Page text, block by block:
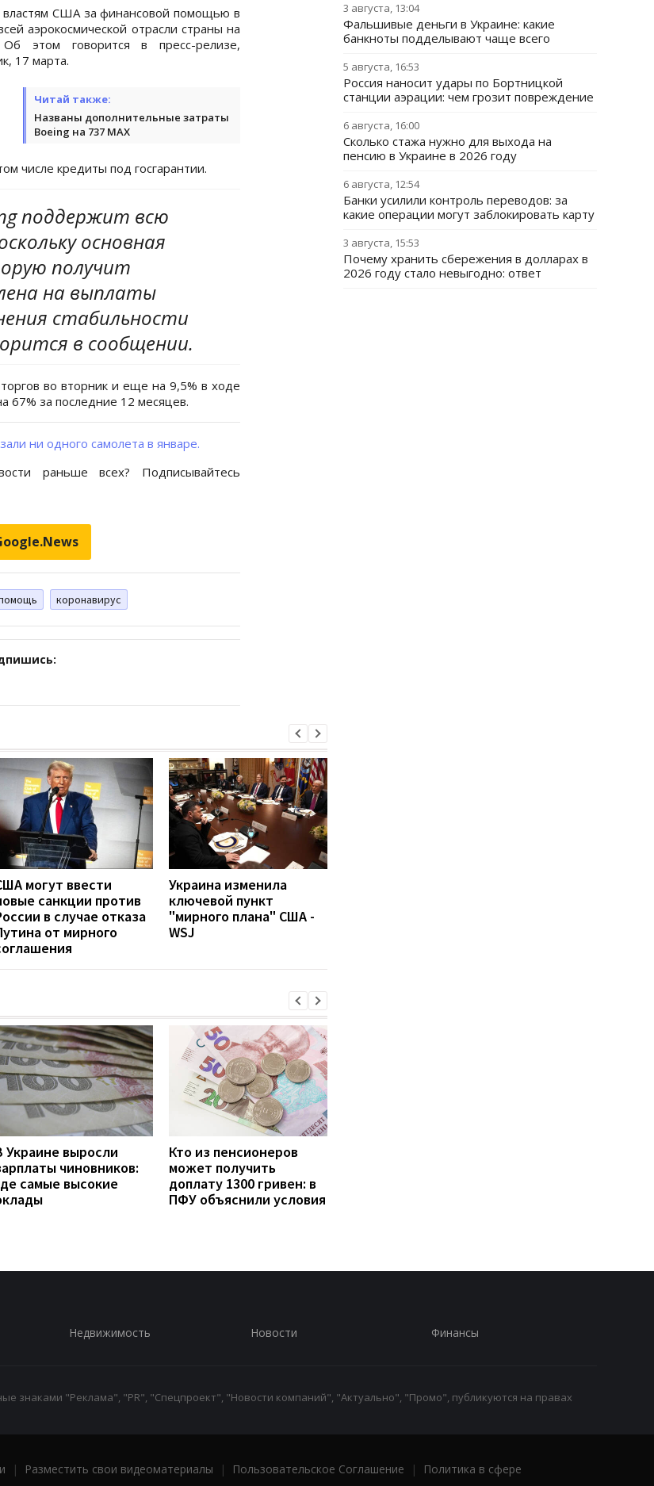
властям США за финансовой помощью в
аэрокосмической отрасли страны на
этом говорится в пресс-релизе,
17 марта.
Читай также:
Названы дополнительные затраты
Boeing на 737 MAX
числе кредиты под госгарантии.
поддержит всю
основная
получит
на выплаты
стабильности
в сообщении.
во вторник и еще на 9,5% в ходе
67% за последние 12 месяцев.
ни одного самолета в январе.
раньше всех? Подписывайтесь
коронавирус
могут ввести
санкции против
в случае отказа
от мирного
Украина изменила
ключевой пункт
"мирного плана" США -
WSJ
Украине выросли
чиновников:
самые высокие
Кто из пенсионеров
может получить
доплату 1300 гривен: в
ПФУ объяснили условия
3 августа, 13:04
Фальшивые деньги в Украине: какие
банкноты подделывают чаще всего
5 августа, 16:53
Россия наносит удары по Бортницкой
станции аэрации: чем грозит повреждение
6 августа, 16:00
Сколько стажа нужно для выхода на
пенсию в Украине в 2026 году
6 августа, 12:54
Банки усилили контроль переводов: за
какие операции могут заблокировать карту
3 августа, 15:53
Почему хранить сбережения в долларах в
2026 году стало невыгодно: ответ
Недвижимость Новости Финансы
знаками "Реклама", "PR", "Спецпроект", "Новости компаний", "Актуально", "Промо", публикуются на правах
| Разместить свои видеоматериалы | Пользовательское Соглашение |
Политика в сфере